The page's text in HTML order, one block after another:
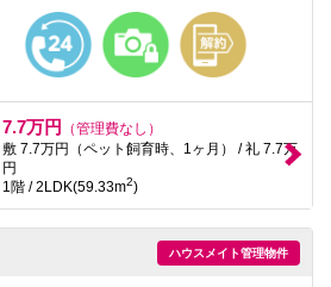
7.7万円
（管理費なし）
敷 7.7万円（ペット飼育時、1ヶ月） / 礼 7.7万
円
1階 / 2LDK(59.33m2)
ハウスメイト管理物件